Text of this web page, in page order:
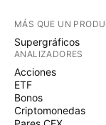
MÁS QUE UN
Supergráficos
ANALIZADORES
Acciones
ETF
Bonos
Criptomonedas